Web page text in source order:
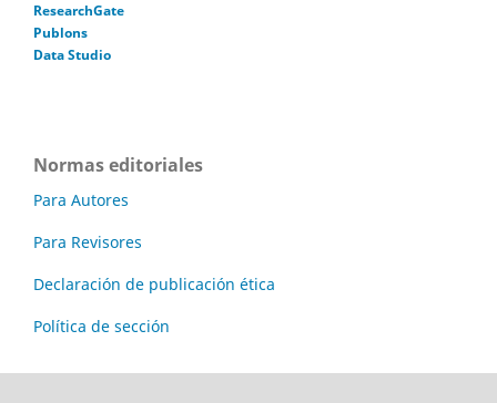
ResearchGate
Publons
Data Studio
Normas editoriales
Para Autores
Para Revisores
Declaración de publicación ética
Política de sección